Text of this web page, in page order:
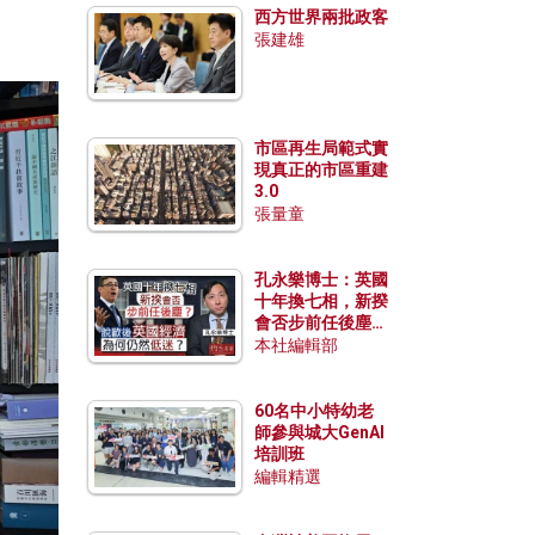
西方世界兩批政客
張建雄
市區再生局範式實
現真正的市區重建
3.0
張量童
孔永樂博士：英國
十年換七相，新揆
會否步前任後塵？
脫歐後英國經濟為
本社編輯部
60名中小特幼老
師參與城大GenAI
培訓班
編輯精選